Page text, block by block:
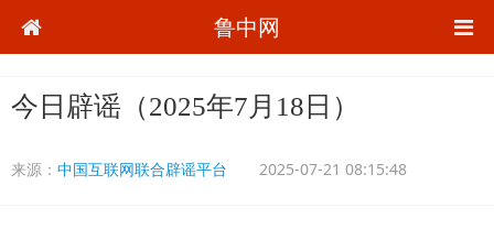
鲁中网
今日辟谣（2025年7月18日）
来源： 中国互联网联合辟谣平台 2025-07-21 08:15:48